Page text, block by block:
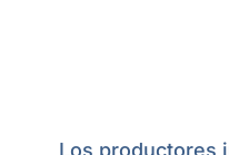
Los productores